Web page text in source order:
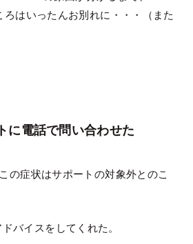
はいったんお別れに・・・（また
に電話で問い合わせた
の症状はサポートの対象外とのこ
バイスをしてくれた。